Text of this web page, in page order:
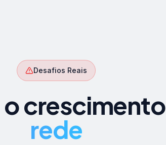
Desafios Reais
o crescimento
rede